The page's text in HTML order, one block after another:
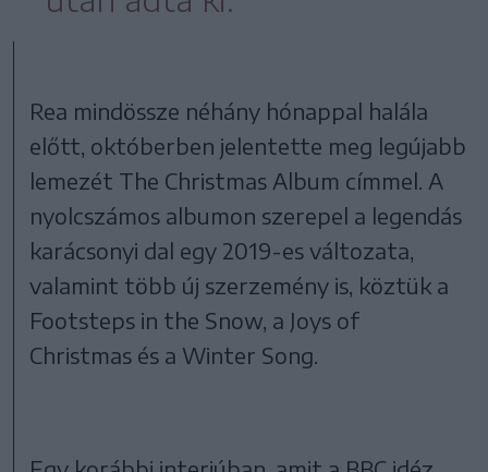
Rea mindössze néhány hónappal halála
előtt, októberben jelentette meg legújabb
lemezét The Christmas Album címmel. A
nyolcszámos albumon szerepel a legendás
karácsonyi dal egy 2019-es változata,
valamint több új szerzemény is, köztük a
Footsteps in the Snow, a Joys of
Christmas és a Winter Song.